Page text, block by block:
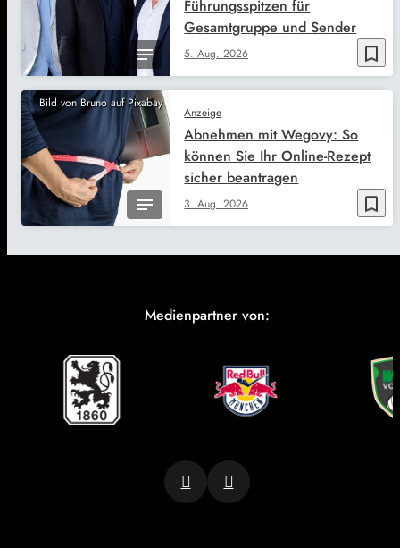
bookmark_border
5. Aug. 2026
Führungsspitzen für
Gesamtgruppe und Sender
Bild von Bruno auf Pixabay
bookmark_border
Anzeige
3. Aug. 2026
Abnehmen mit Wegovy: So
können Sie Ihr Online-Rezept
sicher beantragen
Medienpartner von: